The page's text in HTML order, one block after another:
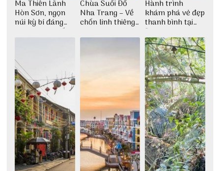
Ma Thiên Lãnh
Hòn Sơn, ngọn
núi kỳ bí đáng
khám phá nhất
Chùa Suối Đổ
Nha Trang – Về
chốn linh thiêng
thiền định
Hành trình
khám phá vẻ đẹp
thanh bình tại
Đảo Phú Quý